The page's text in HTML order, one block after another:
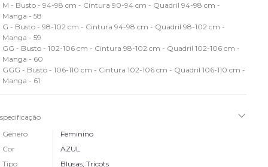
M - Busto - 94-98 cm - Cintura 90-94 cm - Quadril 94-98 cm -
Manga - 58
G - Busto - 98-102 cm - Cintura 94-98 cm - Quadril 98-102 cm -
Manga - 59
GG - Busto - 102-106 cm - Cintura 98-102 cm - Quadril 102-106 cm -
Manga - 60
GGG - Busto - 106-110 cm - Cintura 102-106 cm - Quadril 106-110 cm -
Manga - 61
Gênero
Feminino
Cor
AZUL
Tipo
Blusas, Tricots